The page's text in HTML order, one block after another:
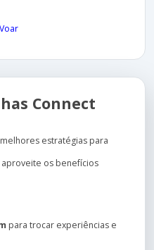
Connect
estratégias para
aproveite os benefícios
para trocar experiências e